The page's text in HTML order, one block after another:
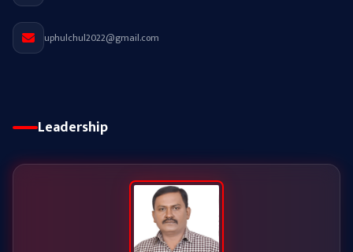
uphulchul2022@gmail.com
Leadership